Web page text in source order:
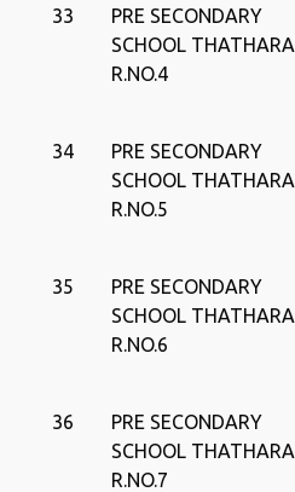
33
PRE SECONDARY
SCHOOL THATHARA
R.NO.4
34
PRE SECONDARY
SCHOOL THATHARA
R.NO.5
35
PRE SECONDARY
SCHOOL THATHARA
R.NO.6
36
PRE SECONDARY
SCHOOL THATHARA
R.NO.7